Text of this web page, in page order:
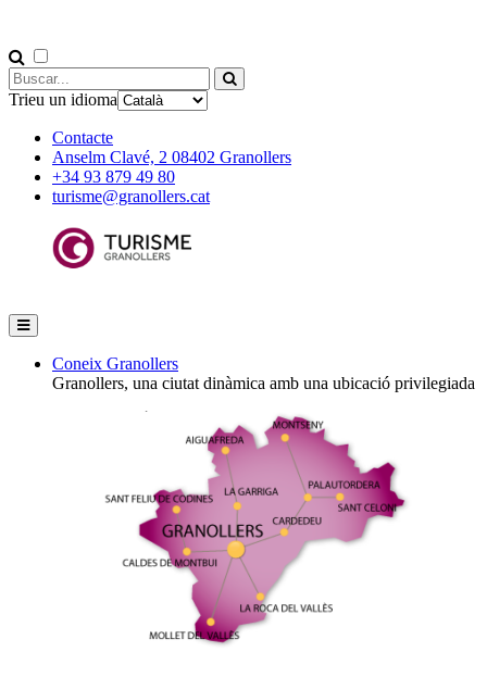
Trieu un idioma
Contacte
Anselm Clavé, 2 08402 Granollers
+34 93 879 49 80
turisme@granollers.cat
Coneix Granollers
Granollers, una ciutat dinàmica amb una ubicació privilegiada